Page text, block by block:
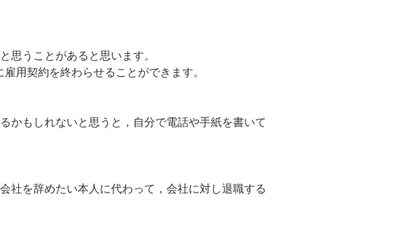
うことがあると思います。
用契約を終わらせることができます。
かもしれないと思うと，自分で電話や手紙を書いて
社を辞めたい本人に代わって，会社に対し退職する